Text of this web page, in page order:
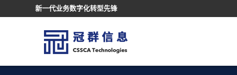
新一代业务数字化转型先锋